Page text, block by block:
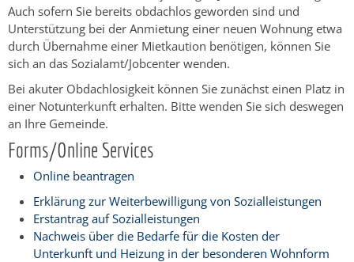
Auch sofern Sie bereits obdachlos geworden sind und
Unterstützung bei der Anmietung einer neuen Wohnung etwa
durch Übernahme einer Mietkaution benötigen, können Sie
sich an das Sozialamt/Jobcenter wenden.
Bei akuter Obdachlosigkeit können Sie zunächst einen Platz in
einer Notunterkunft erhalten. Bitte wenden Sie sich deswegen
an Ihre Gemeinde.
Forms/Online Services
Online beantragen
Erklärung zur Weiterbewilligung von Sozialleistungen
Erstantrag auf Sozialleistungen
Nachweis über die Bedarfe für die Kosten der
Unterkunft und Heizung in der besonderen Wohnform